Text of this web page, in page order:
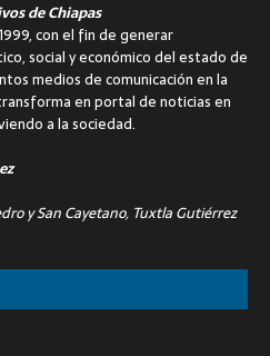
de Chiapas
con el fin de generar
social y económico del estado de
medios de comunicación en la
en portal de noticias en
a la sociedad.
y San Cayetano, Tuxtla Gutiérrez